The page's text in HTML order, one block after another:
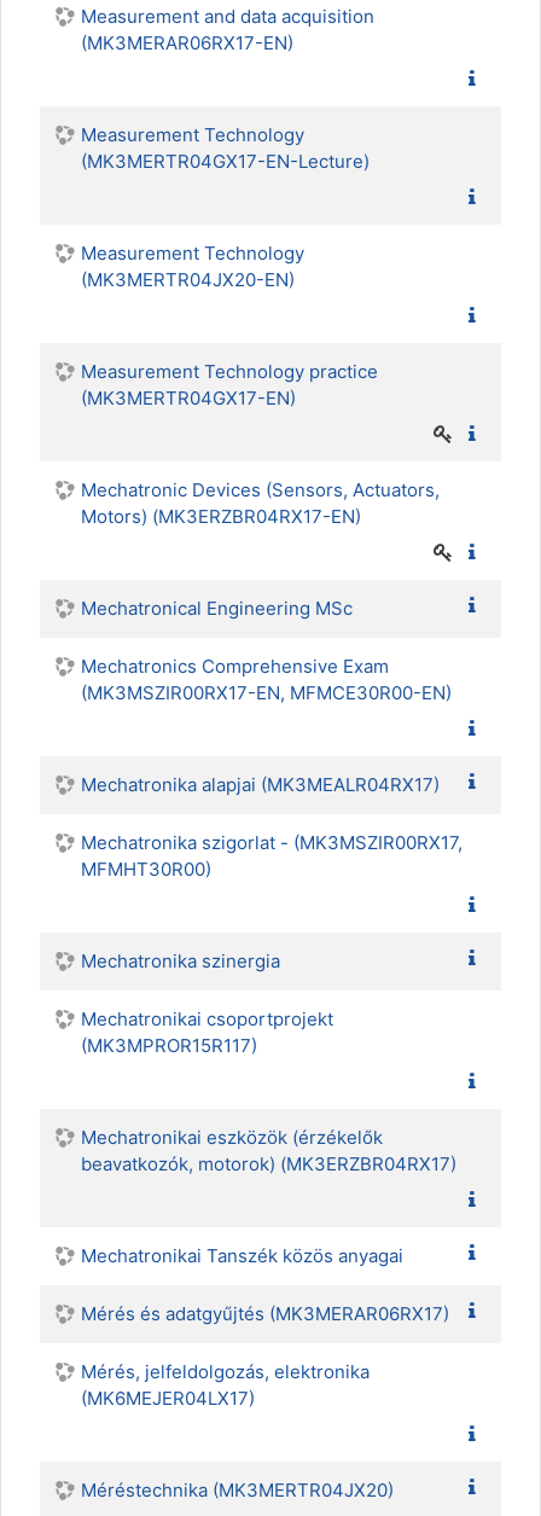
Measurement and data acquisition
(MK3MERAR06RX17-EN)
Measurement Technology
(MK3MERTR04GX17-EN-Lecture)
Measurement Technology
(MK3MERTR04JX20-EN)
Measurement Technology practice
(MK3MERTR04GX17-EN)
Mechatronic Devices (Sensors, Actuators,
Motors) (MK3ERZBR04RX17-EN)
Mechatronical Engineering MSc
Mechatronics Comprehensive Exam
(MK3MSZIR00RX17-EN, MFMCE30R00-EN)
Mechatronika alapjai (MK3MEALR04RX17)
Mechatronika szigorlat - (MK3MSZIR00RX17,
MFMHT30R00)
Mechatronika szinergia
Mechatronikai csoportprojekt
(MK3MPROR15R117)
Mechatronikai eszközök (érzékelők
beavatkozók, motorok) (MK3ERZBR04RX17)
Mechatronikai Tanszék közös anyagai
Mérés és adatgyűjtés (MK3MERAR06RX17)
Mérés, jelfeldolgozás, elektronika
(MK6MEJER04LX17)
Méréstechnika (MK3MERTR04JX20)